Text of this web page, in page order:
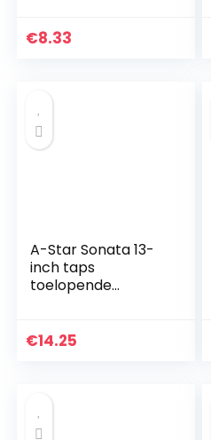
lichtgewicht
€8.33
A-Star Sonata 13-
inch taps
toelopende
€14.25